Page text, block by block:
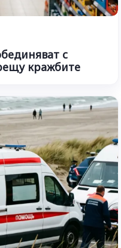
с
кражбите